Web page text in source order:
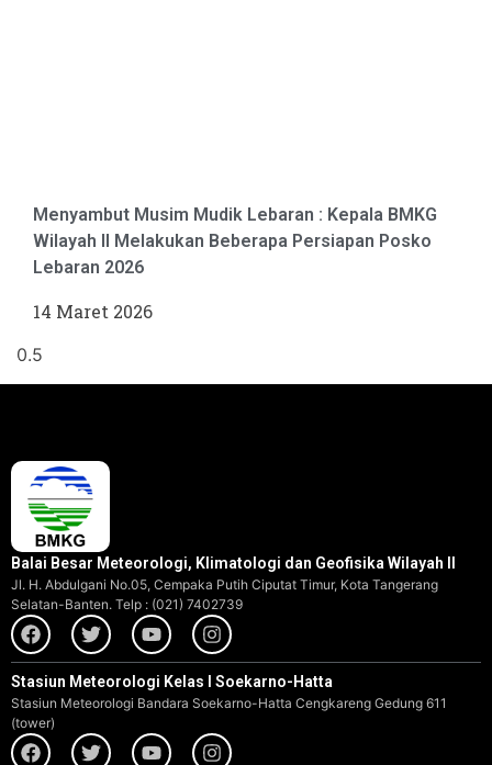
Menyambut Musim Mudik Lebaran : Kepala BMKG
Wilayah II Melakukan Beberapa Persiapan Posko
Lebaran 2026
14 Maret 2026
Balai Besar Meteorologi, Klimatologi dan Geofisika Wilayah II
Jl. H. Abdulgani No.05, Cempaka Putih Ciputat Timur, Kota Tangerang
Selatan-Banten. Telp : (021) 7402739
Stasiun Meteorologi Kelas I Soekarno-Hatta
Stasiun Meteorologi Bandara Soekarno-Hatta Cengkareng Gedung 611
(tower)